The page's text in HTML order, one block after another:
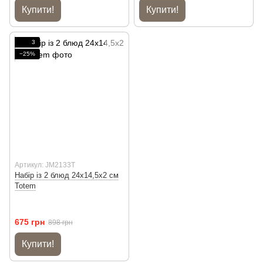
Купити! Купити!
3
−25%
Артикул: JM2133T
Набір із 2 блюд 24х14,5х2 см
Totem
675 грн 898 грн
Купити!